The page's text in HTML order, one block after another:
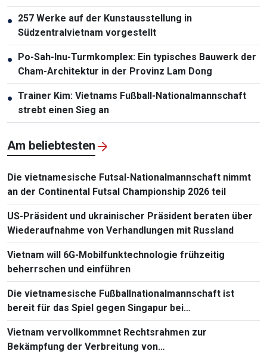
● 257 Werke auf der Kunstausstellung in
Südzentralvietnam vorgestellt
● Po-Sah-Inu-Turmkomplex: Ein typisches Bauwerk der
Cham-Architektur in der Provinz Lam Dong
● Trainer Kim: Vietnams Fußball-Nationalmannschaft
strebt einen Sieg an
Am beliebtesten
Die vietnamesische Futsal-Nationalmannschaft nimmt
an der Continental Futsal Championship 2026 teil
US-Präsident und ukrainischer Präsident beraten über
Wiederaufnahme von Verhandlungen mit Russland
Vietnam will 6G-Mobilfunktechnologie frühzeitig
beherrschen und einführen
Die vietnamesische Fußballnationalmannschaft ist
bereit für das Spiel gegen Singapur bei
Südostasienmeisterschaft 2026
Vietnam vervollkommnet Rechtsrahmen zur
Bekämpfung der Verbreitung von